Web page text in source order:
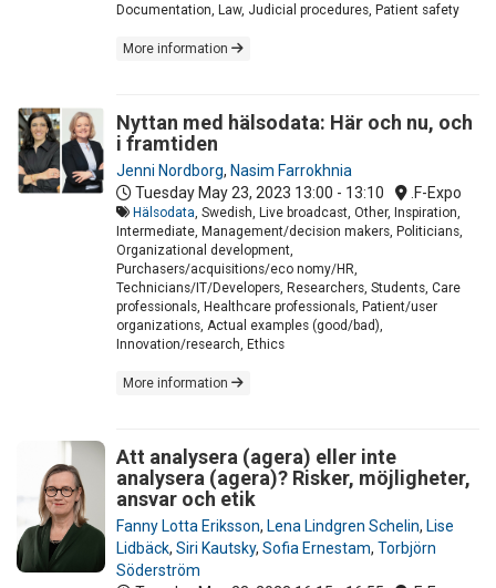
Documentation, Law, Judicial procedures, Patient safety
More information
Nyttan med hälsodata: Här och nu, och
i framtiden
Jenni Nordborg, Nasim Farrokhnia
Tuesday May 23, 2023 13:00 - 13:10 .F-Expo
Hälsodata , Swedish, Live broadcast, Other, Inspiration,
Intermediate, Management/decision makers, Politicians,
Organizational development,
Purchasers/acquisitions/eco nomy/HR,
Technicians/IT/Developers, Researchers, Students, Care
professionals, Healthcare professionals, Patient/user
organizations, Actual examples (good/bad),
Innovation/research, Ethics
More information
Att analysera (agera) eller inte
analysera (agera)? Risker, möjligheter,
ansvar och etik
Fanny Lotta Eriksson, Lena Lindgren Schelin, Lise
Lidbäck, Siri Kautsky, Sofia Ernestam, Torbjörn
Söderström